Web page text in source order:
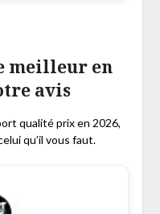
meilleur en
avis
qualité prix en 2026,
qu’il vous faut.